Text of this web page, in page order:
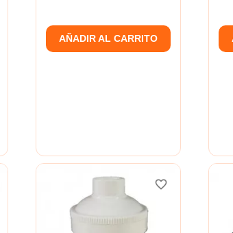
AÑADIR AL CARRITO
favorite_border
favorite_border
favorite_border